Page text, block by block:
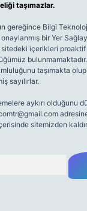
taşımazlar.
gereğince Bilgi
bir Yer
içerikleri
taşımakta
sayılırlar.
aykırı olduğunu
sitemizden